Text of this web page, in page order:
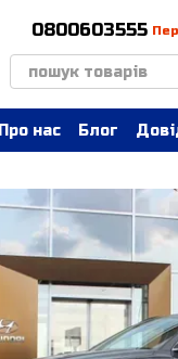
0800603555
Про нас Блог